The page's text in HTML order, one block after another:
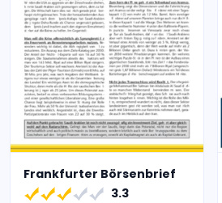
Frankfurter Börsenbrief
3.3